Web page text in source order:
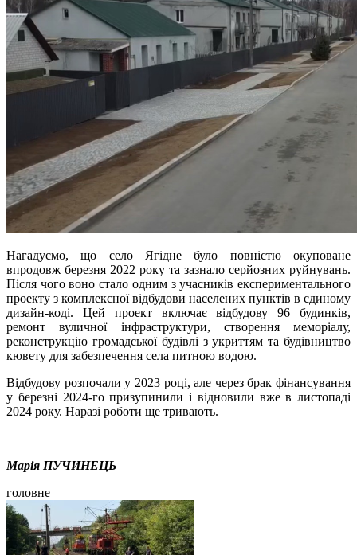
Нагадуємо, що село Ягідне було повністю окуповане
впродовж березня 2022 року та зазнало серйозних руйнувань.
Після чого воно стало одним з учасників експериментального
проекту з комплексної відбудови населених пунктів в єдиному
дизайн-коді. Цей проект включає відбудову 96 будинків,
ремонт вуличної інфраструктури, створення меморіалу,
реконструкцію громадської будівлі з укриттям та будівництво
кювету для забезпечення села питною водою.
Відбудову розпочали у 2023 році, але через брак фінансування
у березні 2024-го призупинили і відновили вже в листопаді
2024 року. Наразі роботи ще тривають.
Марія ПУЧИНЕЦЬ
головне